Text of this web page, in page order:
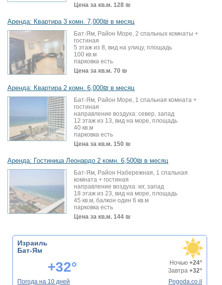
Цена за кв.м. 128 ₪
Аренда: Квартира 3 комн. 7,000₪ в месяц
Бат-Ям, Район Море, 2 спальных комнаты +
гостиная
5 этаж из 8, вид на улицу, площадь
100 кв.м
парковка есть
Цена за кв.м. 70 ₪
Аренда: Квартира 2 комн. 6,000₪ в месяц
Бат-Ям, Район Море, 1 спальная комната +
гостиная
направление воздуха: север, запад
12 этаж из 13, вид на море, площадь
40 кв.м
парковка есть
Цена за кв.м. 150 ₪
Аренда: Гостиница Леонардо 2 комн. 6,500₪ в месяц
Бат-Ям, Район Набережная, 1 спальная
комната + гостиная
направление воздуха: юг, запад
18 этаж из 23, вид на море, площадь
45 кв.м, балкон один 6 кв.м
парковка есть
Цена за кв.м. 144 ₪
Израиль
Бат-Ям
+32° Ночью +24°
Завтра +32°
Погода на 10 дней
Pogoda.co.il